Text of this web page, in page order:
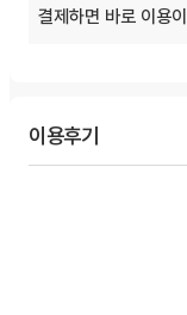
결제하면 바로 이용
이용후기